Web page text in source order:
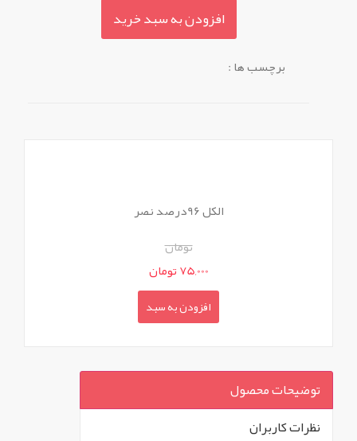
افزودن به سبد خرید
برچسب ها :
الکل 96درصد نصر
تومان
75,000 تومان
افزودن به سبد
توضیحات محصول
نظرات کاربران